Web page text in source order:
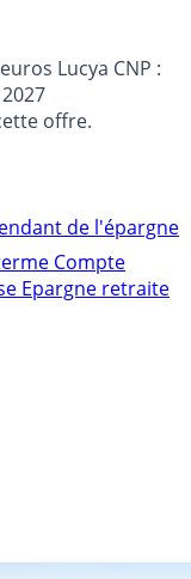
Lucya CNP :
offre.
de l'épargne
Compte
Epargne retraite